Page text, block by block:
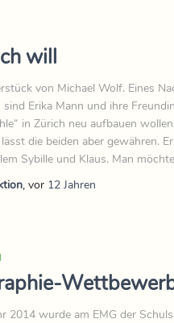
will
von Michael Wolf. Eines
sind Erika Mann und ihre
in Zürich neu aufbauen
die beiden aber gewähren.
Sybille und Klaus. Man möchte
, vor 12 Jahren
2014 wurde am EMG der